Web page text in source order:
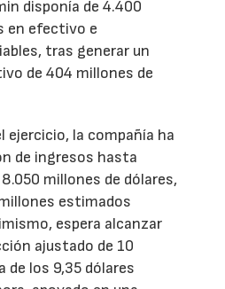
disponía de 4.400
en efectivo e
tras generar un
de 404 millones de
ejercicio, la compañía ha
de ingresos hasta
millones de dólares,
estimados
espera alcanzar
ajustado de 10
de los 9,35 dólares